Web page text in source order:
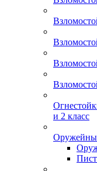
и 2 класс